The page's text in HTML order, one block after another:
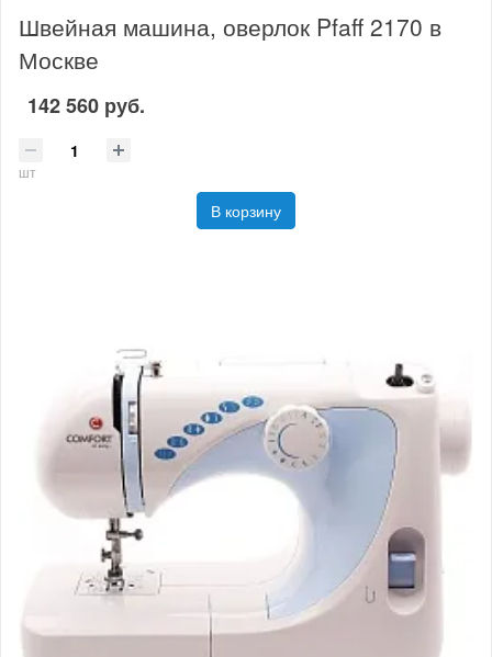
Швейная машина, оверлок Pfaff 2170 в
Москве
142 560 руб.
шт
В корзину